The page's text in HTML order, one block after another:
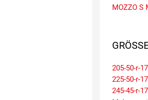
MOZZO S
205-50-r-17
225-50-r-17
245-45-r-17